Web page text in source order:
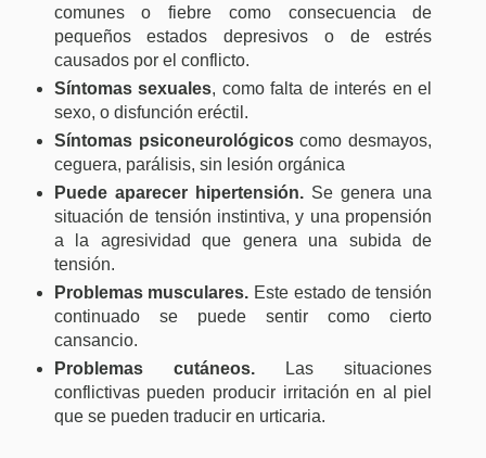
comunes o fiebre como consecuencia de
pequeños estados depresivos o de estrés
causados por el conflicto.
Síntomas sexuales, como falta de interés en el
sexo, o disfunción eréctil.
Síntomas psiconeurológicoscomo desmayos,
ceguera, parálisis, sin lesión orgánica
Puede aparecer hipertensión. Se genera una
situación de tensión instintiva, y una propensión
a la agresividad que genera una subida de
tensión.
Problemas musculares. Este estado de tensión
continuado se puede sentir como cierto
cansancio.
Problemas cutáneos.
Las situaciones
conflictivas pueden producir irritación en al piel
que se pueden traducir en urticaria.